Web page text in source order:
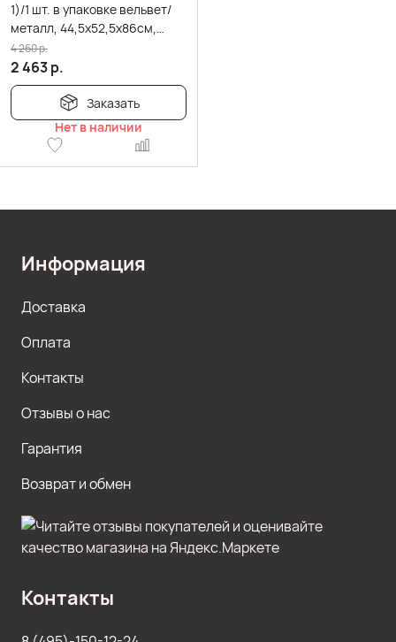
1)/1 шт. в упаковке вельвет/
металл, 44,5х52,5х86см,
розовый HLR39/натура
2 463р.
4 260р.
Заказать
Нет в наличии
Информация
Доставка
Оплата
Контакты
Отзывы о нас
Гарантия
Возврат и обмен
Контакты